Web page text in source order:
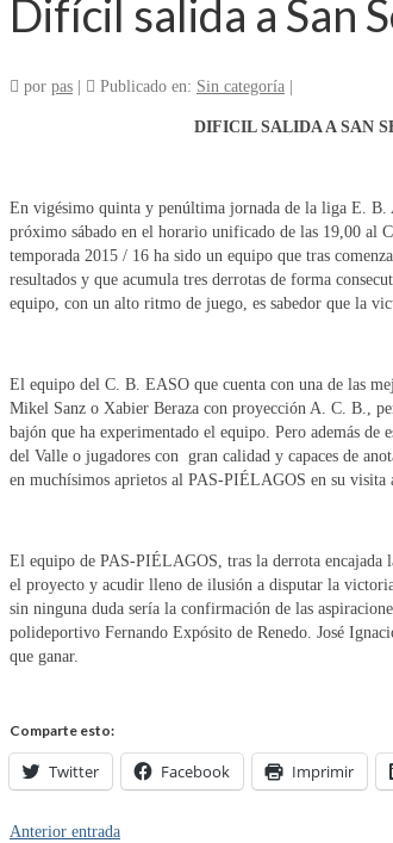
Difícil salida a San
por pas Publicado en: Sin categoría
DIFICIL SALIDA A SAN
En vigésimo quinta y penúltima jornada de la liga E.
próximo sábado en el horario unificado de las 19,00 al
temporada 2015 / 16 ha sido un equipo que tras
resultados y que acumula tres derrotas de forma
equipo, con un alto ritmo de juego, es sabedor que la
El equipo del C. B. EASO que cuenta con una de las
Mikel Sanz o Xabier Beraza con proyección A. C. B.,
bajón que ha experimentado el equipo. Pero además
del Valle o jugadores con gran calidad y capaces de
en muchísimos aprietos al PAS-PIÉLAGOS en su visita
El equipo de PAS-PIÉLAGOS, tras la derrota encajada
el proyecto y acudir lleno de ilusión a disputar la
sin ninguna duda sería la confirmación de las
polideportivo Fernando Expósito de Renedo. José
que ganar.
Comparte esto:
Twitter Facebook Imprimir
Anterior entrada